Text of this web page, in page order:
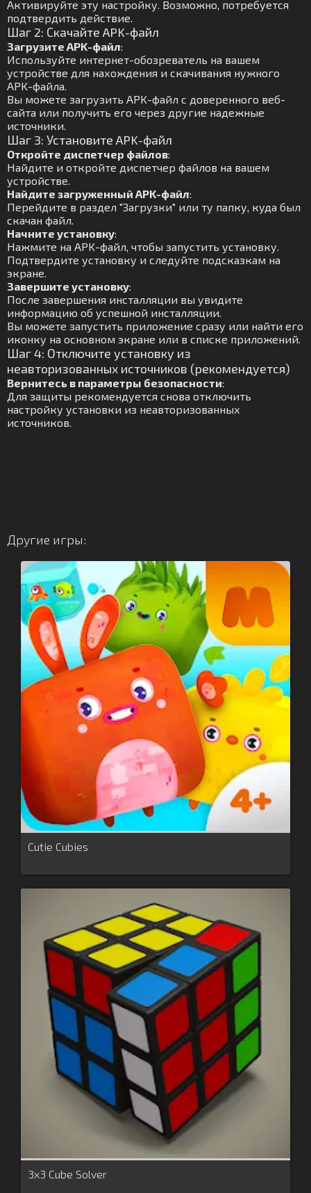
Активируйте эту настройку. Возможно, потребуется
подтвердить действие.
Шаг 2: Скачайте APK-файл
Загрузите APK-файл:
Используйте интернет-обозреватель на вашем
устройстве для нахождения и скачивания нужного
APK-файла.
Вы можете загрузить APK-файл с доверенного веб-
сайта или получить его через другие надежные
источники.
Шаг 3: Установите APK-файл
Откройте диспетчер файлов:
Найдите и откройте диспетчер файлов на вашем
устройстве.
Найдите загруженный APK-файл:
Перейдите в раздел "Загрузки" или ту папку, куда был
скачан файл.
Начните установку:
Нажмите на APK-файл, чтобы запустить установку.
Подтвердите установку и следуйте подсказкам на
экране.
Завершите установку:
После завершения инсталляции вы увидите
информацию об успешной инсталляции.
Вы можете запустить приложение сразу или найти его
иконку на основном экране или в списке приложений.
Шаг 4: Отключите установку из
неавторизованных источников (рекомендуется)
Вернитесь в параметры безопасности:
Для защиты рекомендуется снова отключить
настройку установки из неавторизованных
источников.
Другие игры:
Cutie Cubies
3x3 Cube Solver